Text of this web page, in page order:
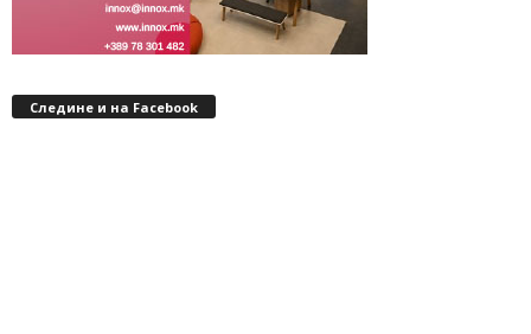
Следине и на Facebook